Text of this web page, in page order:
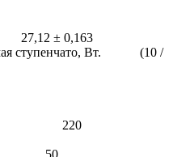
0,163
ступенчато, Вт. (10 /